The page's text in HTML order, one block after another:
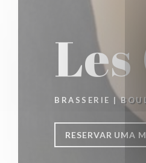
BRASSERIE |
RESERVAR UMA